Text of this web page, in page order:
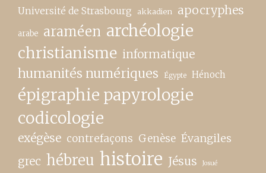
Université de Strasbourg akkadien apocryphes
arabe araméen archéologie
christianisme informatique
humanités numériques Égypte Hénoch
épigraphie papyrologie
codicologie
exégèse contrefaçons Genèse Évangiles
grec hébreu histoire Jésus Josué